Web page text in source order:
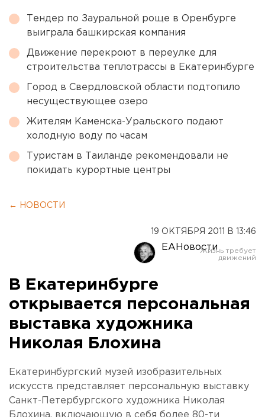
Тендер по Зауральной роще в Оренбурге
выиграла башкирская компания
Движение перекроют в переулке для
строительства теплотрассы в Екатеринбурге
Город в Свердловской области подтопило
несуществующее озеро
Жителям Каменска-Уральского подают
холодную воду по часам
Туристам в Таиланде рекомендовали не
покидать курортные центры
← НОВОСТИ
19 ОКТЯБРЯ 2011 В 13:46
ЕАНовости
В Екатеринбурге
открывается персональная
выставка художника
Николая Блохина
Екатеринбургский музей изобразительных
искусств представляет персональную выставку
Санкт-Петербургского художника Николая
Блохина, включающую в себя более 80-ти